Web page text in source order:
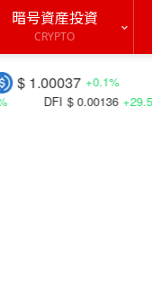
暗号資産投資
CRYPTO
$
+0.1%
+29.5%